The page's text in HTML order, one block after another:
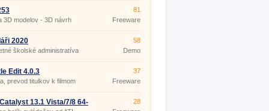
3D modelov - 3D návrh
81
Freeware
2020
školské administratíva
58
Demo
Edit 4.0.3
prevod titulkov k filmom
37
Freeware
13.1 Vista/7/8 64-
28